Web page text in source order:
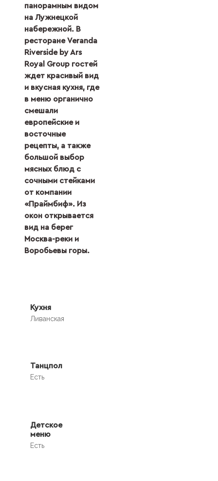
панорамным видом
на Лужнецкой
набережной. В
ресторане Veranda
Riverside by Ars
Royal Group гостей
ждет красивый вид
и вкусная кухня, где
в меню органично
смешали
европейские и
восточные
рецепты, а также
большой выбор
мясных блюд с
сочными стейками
от компании
«Праймбиф». Из
окон открывается
вид на берег
Москва-реки и
Воробьевы горы.
Кухня
Ливанская
Танцпол
Есть
Детское
меню
Есть